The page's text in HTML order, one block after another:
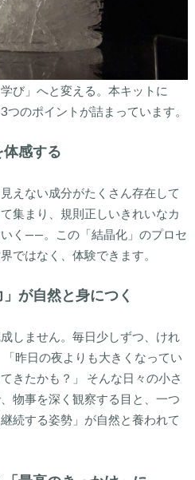
び」へと変える。本キットに
のポイントが詰まっています。
感する
えない成分がたくさん存在して
集まり、規則正しいきれいなカ
く——。この「結晶化」のプロセ
ではなく、体験できます。
が自然と身につく
しません。毎日少しずつ、けれ
昨日の夜よりも大きくなってい
きたかも？」 そんな日々の小さ
物事を深く観察する目と、一つ
続する姿勢」が自然と養われて